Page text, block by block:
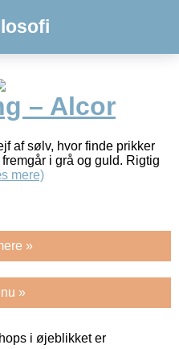
– Alcor
af sølv, hvor finde prikker
i grå og guld. Rigtig
mere)
»
»
i øjeblikket er